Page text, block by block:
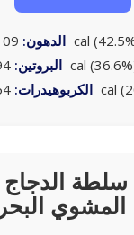
الدهون: 109 cal
البروتين: 94 cal
الكربوهيدرات: 54 cal
المشوي